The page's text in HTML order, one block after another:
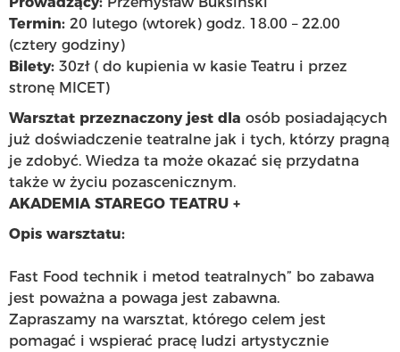
Termin: 20 lutego (wtorek) godz. 18.00 – 22.00
(cztery godziny)
Bilety: 30zł ( do kupienia w kasie Teatru i przez
stronę MICET)
Warsztat przeznaczony jest dla osób posiadających
już doświadczenie teatralne jak i tych, którzy pragną
je zdobyć. Wiedza ta może okazać się przydatna
także w życiu pozascenicznym.
AKADEMIA STAREGO TEATRU +
Opis warsztatu:
Fast Food technik i metod teatralnych” bo zabawa
jest poważna a powaga jest zabawna.
Zapraszamy na warsztat, którego celem jest
pomagać i wspierać pracę ludzi artystycznie